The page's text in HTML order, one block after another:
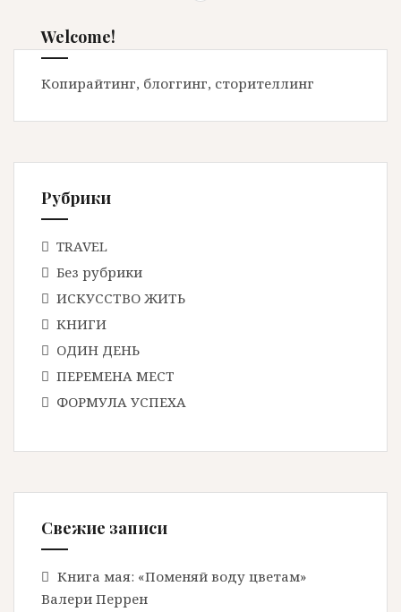
г
ц
и
а
п
и
Welcome!
Копирайтинг, блоггинг, сторителлинг
Рубрики
TRAVEL
Без рубрики
ИСКУССТВО ЖИТЬ
КНИГИ
ОДИН ДЕНЬ
ПЕРЕМЕНА МЕСТ
ФОРМУЛА УСПЕХА
Свежие записи
Книга мая: «Поменяй воду цветам»
Валери Перрен